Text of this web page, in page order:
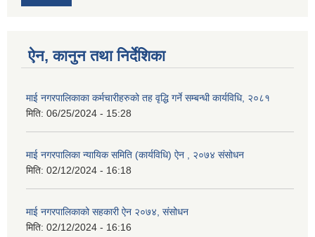
ऐन, कानुन तथा निर्देशिका
माई नगरपालिकाका कर्मचारीहरुको तह वृद्धि गर्ने सम्बन्धी कार्यविधि, २०८१
मिति: 06/25/2024 - 15:28
माई नगरपालिका न्यायिक समिति (कार्यविधि) ऐन , २०७४ संसोधन
मिति: 02/12/2024 - 16:18
माई नगरपालिकाको सहकारी ऐन २०७४, संसोधन
मिति: 02/12/2024 - 16:16